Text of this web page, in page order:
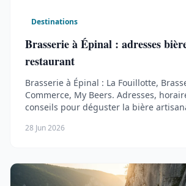
Destinations
Brasserie à Épinal : adresses
restaurant
Brasserie à Épinal : La Fouillotte,
Commerce, My Beers. Adresses,
conseils pour déguster la bière
28 Jun 2026